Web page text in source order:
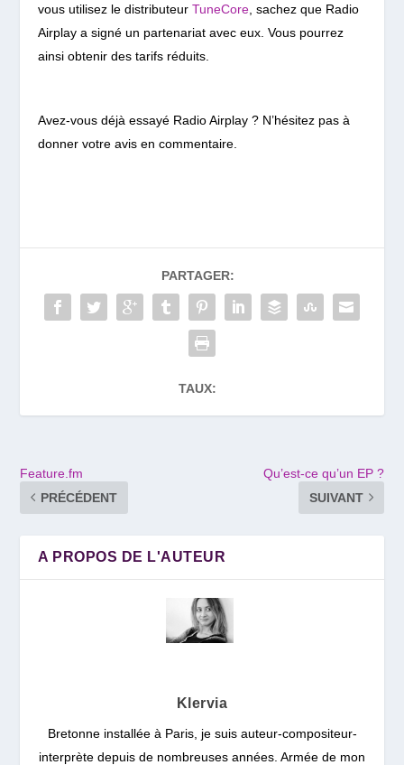
vous utilisez le distributeurTuneCore , sachez que Radio
Airplay a signé un partenariat avec eux. Vous pourrez
ainsi obtenir des tarifs réduits.
Avez-vous déjà essayé Radio Airplay ? N’hésitez pas à
donner votre avis en commentaire.
PARTAGER:
TAUX:
Feature.fm
PRÉCÉDENT
Qu’est-ce qu’un EP ?
SUIVANT
A PROPOS DE L'AUTEUR
Klervia
Bretonne installée à Paris, je suis auteur-compositeur-
interprète depuis de nombreuses années. Armée de mon